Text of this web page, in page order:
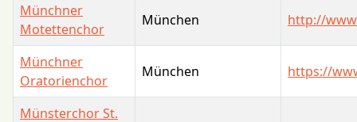
Münchner
Motettenchor
München http://
Münchner
Oratorienchor
München https://
Münsterchor St.